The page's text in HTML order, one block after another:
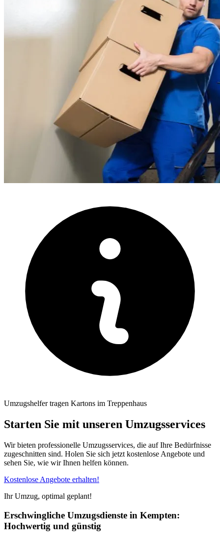
Umzugshelfer tragen Kartons im Treppenhaus
Starten Sie mit unseren Umzugsservices
Wir bieten professionelle Umzugsservices, die auf Ihre Bedürfnisse
zugeschnitten sind. Holen Sie sich jetzt kostenlose Angebote und
sehen Sie, wie wir Ihnen helfen können.
Kostenlose Angebote erhalten!
Ihr Umzug, optimal geplant!
Erschwingliche Umzugsdienste in Kempten:
Hochwertig und günstig